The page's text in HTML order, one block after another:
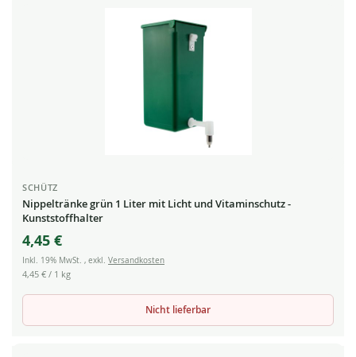
SCHÜTZ
Nippeltränke grün 1 Liter mit Licht und Vitaminschutz -
Kunststoffhalter
4,45 €
Inkl. 19% MwSt. , exkl. Versandkosten
4,45 € / 1 kg
Nicht lieferbar